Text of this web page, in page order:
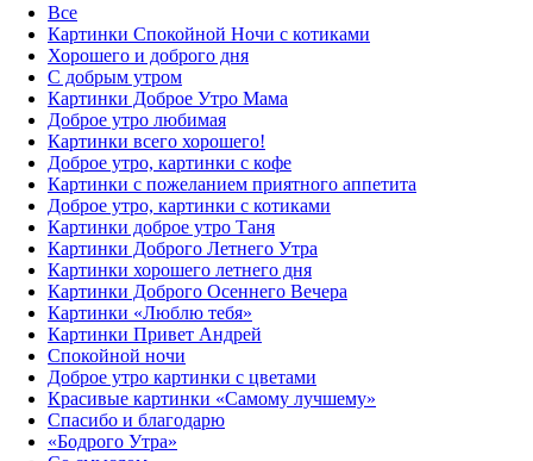
Все
Картинки Спокойной Ночи с котиками
Хорошего и доброго дня
С добрым утром
Картинки Доброе Утро Мама
Доброе утро любимая
Картинки всего хорошего!
Доброе утро, картинки с кофе
Картинки с пожеланием приятного аппетита
Доброе утро, картинки с котиками
Картинки доброе утро Таня
Картинки Доброго Летнего Утра
Картинки хорошего летнего дня
Картинки Доброго Осеннего Вечера
Картинки «Люблю тебя»
Картинки Привет Андрей
Спокойной ночи
Доброе утро картинки с цветами
Красивые картинки «Самому лучшему»
Спасибо и благодарю
«‎Бодрого Утра»‎